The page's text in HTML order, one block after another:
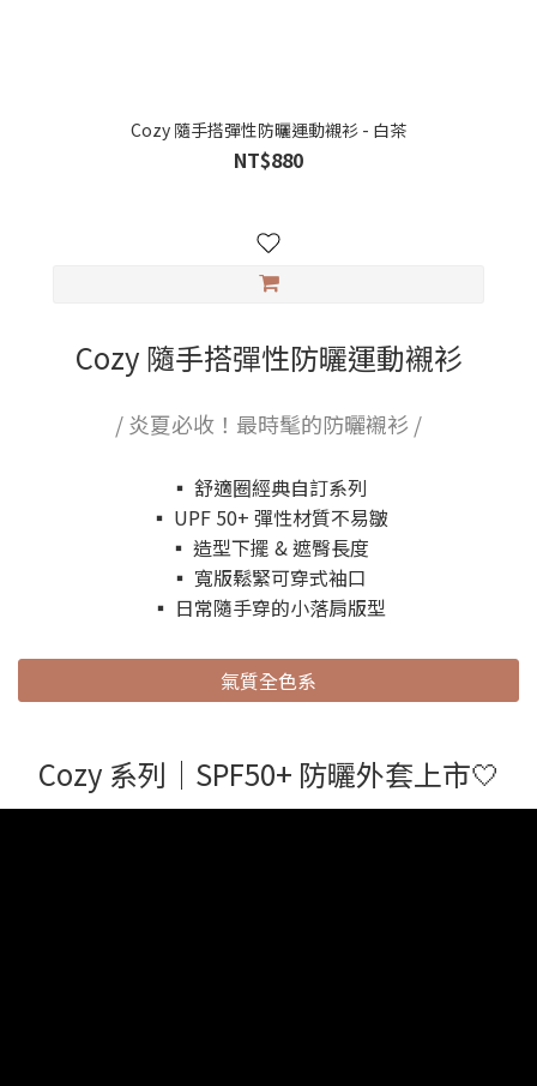
Cozy 隨手搭彈性防曬運動襯衫 - 白茶
NT$880
Cozy 隨手搭彈性防曬運動襯衫
/ 炎夏必收！最時髦的防曬襯衫 /
▪️ 舒適圈經典自訂系列
▪️ UPF 50+ 彈性材質不易皺
▪️ 造型下擺 & 遮臀長度
▪️ 寬版鬆緊可穿式袖口
▪️ 日常隨手穿的小落肩版型
氣質全色系
Cozy 系列｜SPF50+ 防曬外套上市🤍